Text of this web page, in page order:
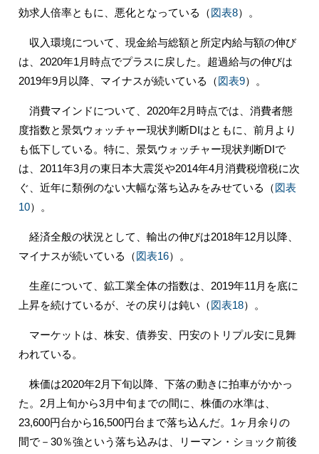
効求人倍率ともに、悪化となっている（図表8）。
収入環境について、現金給与総額と所定内給与額の伸び
は、2020年1月時点でプラスに戻した。超過給与の伸びは
2019年9月以降、マイナスが続いている（図表9）。
消費マインドについて、2020年2月時点では、消費者態
度指数と景気ウォッチャー現状判断DIはともに、前月より
も低下している。特に、景気ウォッチャー現状判断DIで
は、2011年3月の東日本大震災や2014年4月消費税増税に次
ぐ、近年に類例のない大幅な落ち込みをみせている（図表
10）。
経済全般の状況として、輸出の伸びは2018年12月以降、
マイナスが続いている（図表16）。
生産について、鉱工業全体の指数は、2019年11月を底に
上昇を続けているが、その戻りは鈍い（図表18）。
マーケットは、株安、債券安、円安のトリプル安に見舞
われている。
株価は2020年2月下旬以降、下落の動きに拍車がかかっ
た。2月上旬から3月中旬までの間に、株価の水準は、
23,600円台から16,500円台まで落ち込んだ。1ヶ月余りの
間で－30％強という落ち込みは、リーマン・ショック前後